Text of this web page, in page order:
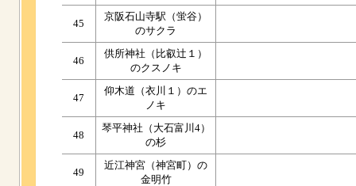
45
京阪石山寺駅（蛍谷）
のサクラ
46
供所神社（比叡辻１）
のクスノキ
47
仰木道（衣川１）のエ
ノキ
48
琴平神社（大石富川4）
の杉
49
近江神宮（神宮町）の
金明竹